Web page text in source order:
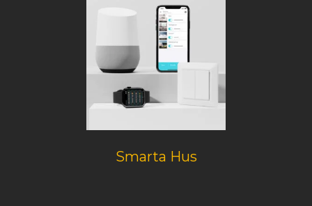
Smarta Hus